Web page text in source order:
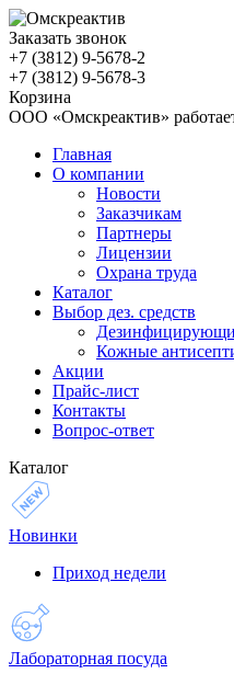
Заказать звонок
+7 (3812) 9-5678-2
+7 (3812) 9-5678-3
Корзина
ООО «Омскреактив»
Главная
О компании
Новости
Заказчикам
Партнеры
Лицензии
Охрана труда
Каталог
Выбор дез. средств
Кожные
Акции
Прайс-лист
Контакты
Вопрос-ответ
Каталог
Новинки
Приход недели
Лабораторная посуда